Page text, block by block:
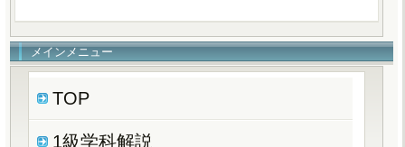
メインメニュー
TOP
1級学科解説